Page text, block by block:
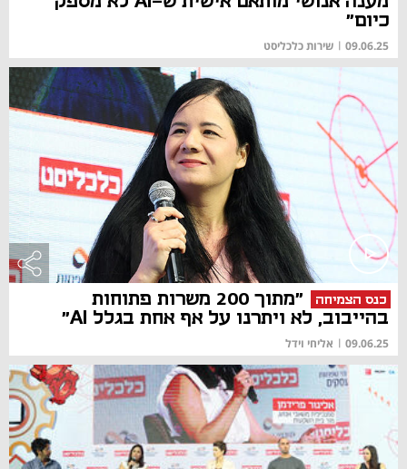
כיום"
09.06.25
| שירות כלכליסט
כנס הצמיחה
"מתוך 200 משרות פתוחות
בהייבוב, לא ויתרנו על אף אחת בגלל AI"
09.06.25
| אליחי וידל